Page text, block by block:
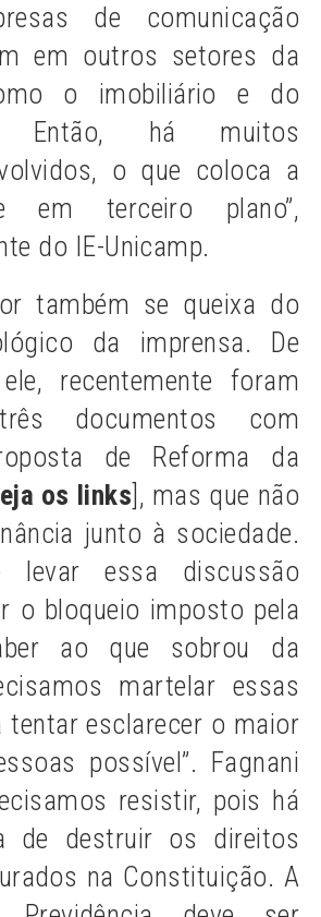
de comunicação
em outros setores da
o imobiliário e do
Então, há muitos
o que coloca a
em terceiro plano”,
do IE-Unicamp.
também se queixa do
da imprensa. De
recentemente foram
documentos com
de Reforma da
os links], mas que não
junto à sociedade.
levar essa discussão
o bloqueio imposto pela
ao que sobrou da
martelar essas
tentar esclarecer o maior
possível”. Fagnani
resistir, pois há
de destruir os direitos
na Constituição. A